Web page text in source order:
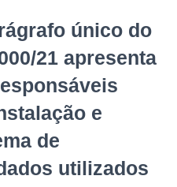
único do
21 apresenta
e
de
utilizados